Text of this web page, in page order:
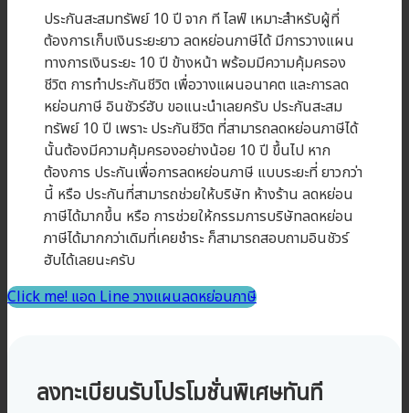
ประกันสะสมทรัพย์ 10 ปี จาก ที ไลฟ์ เหมาะสำหรับผู้ที่
ต้องการเก็บเงินระยะยาว ลดหย่อนภาษีได้ มีการวางแผน
ทางการเงินระยะ 10 ปี ข้างหน้า พร้อมมีความคุ้มครอง
ชีวิต การทำประกันชีวิต เพื่อวางแผนอนาคต และการลด
หย่อนภาษี อินชัวร์ฮับ ขอแนะนำเลยครับ ประกันสะสม
ทรัพย์ 10 ปี เพราะ ประกันชีวิต ที่สามารถลดหย่อนภาษีได้
นั้นต้องมีความคุ้มครองอย่างน้อย 10 ปี ขึ้นไป หาก
ต้องการ ประกันเพื่อการลดหย่อนภาษี แบบระยะที่ ยาวกว่า
นี้ หรือ ประกันที่สามารถช่วยให้บริษัท ห้างร้าน ลดหย่อน
ภาษีได้มากขึ้น หรือ การช่วยให้กรรมการบริษัทลดหย่อน
ภาษีได้มากกว่าเดิมที่เคยชำระ ก็สามารถสอบถามอินชัวร์
ฮับได้เลยนะครับ
Click me! แอด Line วางแผนลดหย่อนภาษี
ลงทะเบียนรับโปรโมชั่นพิเศษทันที